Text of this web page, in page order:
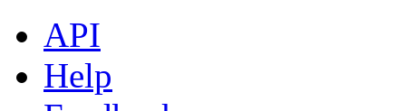
API
Help